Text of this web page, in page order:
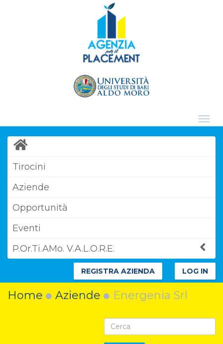
Tirocini
Aziende
Opportunità
Eventi
P.Or.Ti.AMo. V.A.L.O.R.E.
REGISTRA AZIENDA LOG IN
Home Aziende Energenia Srl